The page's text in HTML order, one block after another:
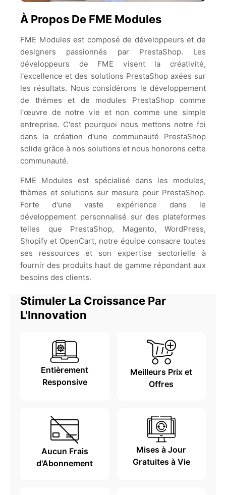
À Propos De FME Modules
FME Modules est composé de développeurs et de
designers passionnés par PrestaShop. Les
développeurs de FME visent la créativité,
l'excellence et des solutions PrestaShop axées sur
les résultats. Nous considérons le développement
de thèmes et de modules PrestaShop comme
l'œuvre de notre vie et non comme une simple
entreprise. C'est pourquoi nous mettons notre foi
dans la création d'une communauté PrestaShop
solide grâce à nos solutions et nous honorons cette
communauté.
FME Modules est spécialisé dans les modules,
thèmes et solutions sur mesure pour PrestaShop.
Forte d'une vaste expérience dans le
développement personnalisé sur des plateformes
telles que PrestaShop, Magento, WordPress,
Shopify et OpenCart, notre équipe consacre toutes
ses ressources et son expertise sectorielle à
fournir des produits haut de gamme répondant aux
besoins des clients.
Stimuler La Croissance Par
L'Innovation
Entièrement
Responsive
Meilleurs Prix et
Offres
Aucun Frais
d'Abonnement
Mises à Jour
Gratuites à Vie